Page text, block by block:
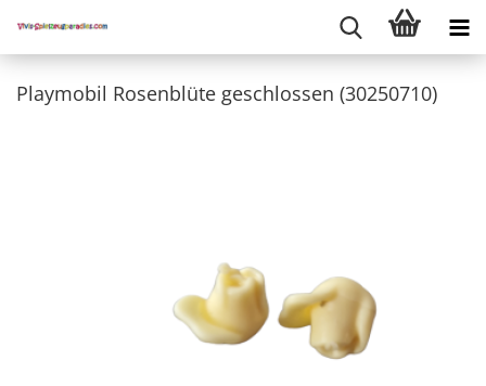
Playmobil Rosenblüte geschlossen (30250710)